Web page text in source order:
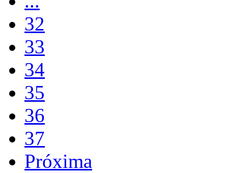
32
33
34
35
36
37
Próxima